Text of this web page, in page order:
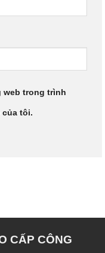
web trong trình
của tôi.
CẤP CÔNG